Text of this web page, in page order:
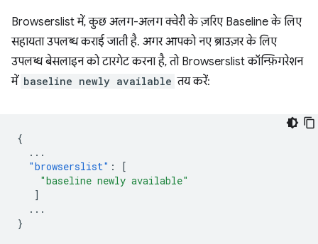
Browserslist में, कुछ अलग-अलग क्वेरी के ज़रिए Baseline के लिए
सहायता उपलब्ध कराई जाती है. अगर आपको नए ब्राउज़र के लिए
उपलब्ध बेसलाइन को टारगेट करना है, तो Browserslist कॉन्फ़िगरेशन
में baseline newly available तय करें:
{
...
"browserslist" :
[
"baseline newly available"
]
...
}